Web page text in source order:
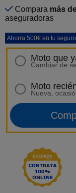
Compara más
aseguradoras
Ahorra 500€ en tu seguro
Moto que
Cambiar de
Moto
Nueva,